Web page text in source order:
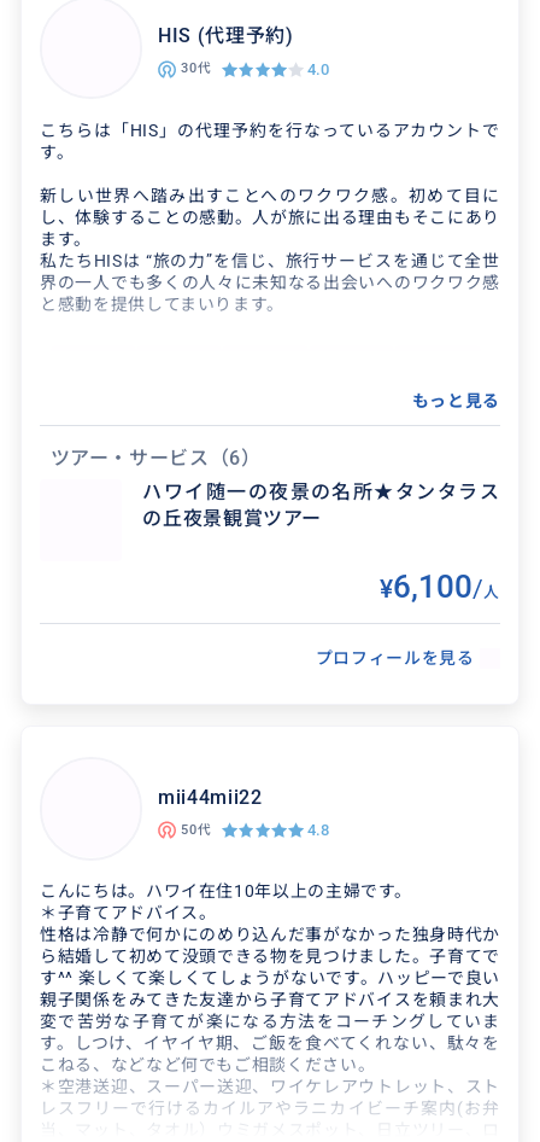
学、星空観察のツアーをお願いしました。 ハワイ
の島の成り立ち...
HIS (代理予約)
30代 4.0
こちらは「HIS」の代理予約を行なっているアカウントで
す。
新しい世界へ踏み出すことへのワクワク感。初めて目に
し、体験することの感動。人が旅に出る理由もそこにあり
ます。
私たちHISは “旅の力”を信じ、旅行サービスを通じて全世
界の一人でも多くの人々に未知なる出会いへのワクワク感
と感動を提供してまいります。
ツアーが大変人気です。 また、オアフ島発・航
50代
写真も撮ってもらえたので良かったです。
もっと見る
ツアー・サービス （6）
ハワイ随一の夜景の名所★タンタラス
の丘夜景観賞ツアー
¥6,100/ 人
プロフィールを見る
mii44mii22
50代 4.8
こんにちは。ハワイ在住10年以上の主婦です。
＊子育てアドバイス。
性格は冷静で何かにのめり込んだ事がなかった独身時代か
ら結婚して初めて没頭できる物を見つけました。子育てで
す^^ 楽しくて楽しくてしょうがないです。ハッピーで良い
親子関係をみてきた友達から子育てアドバイスを頼まれ大
変で苦労な子育てが楽になる方法をコーチングしていま
す。しつけ、イヤイヤ期、ご飯を食べてくれない、駄々を
こねる、などなど何でもご相談ください。
＊空港送迎、スーパー送迎、ワイケレアウトレット、スト
レスフリーで行けるカイルアやラニカイビーチ案内(お弁
当、マット、タオル）ウミガメスポット、日立ツリー、ロ